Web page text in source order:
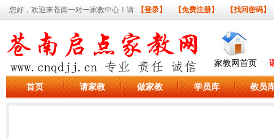
您好，欢迎来苍南一对一家教中心！请 【登录】 【免费注册】 【找回密码】
家教网首页
首页 请家教 做家教 学员库 教员